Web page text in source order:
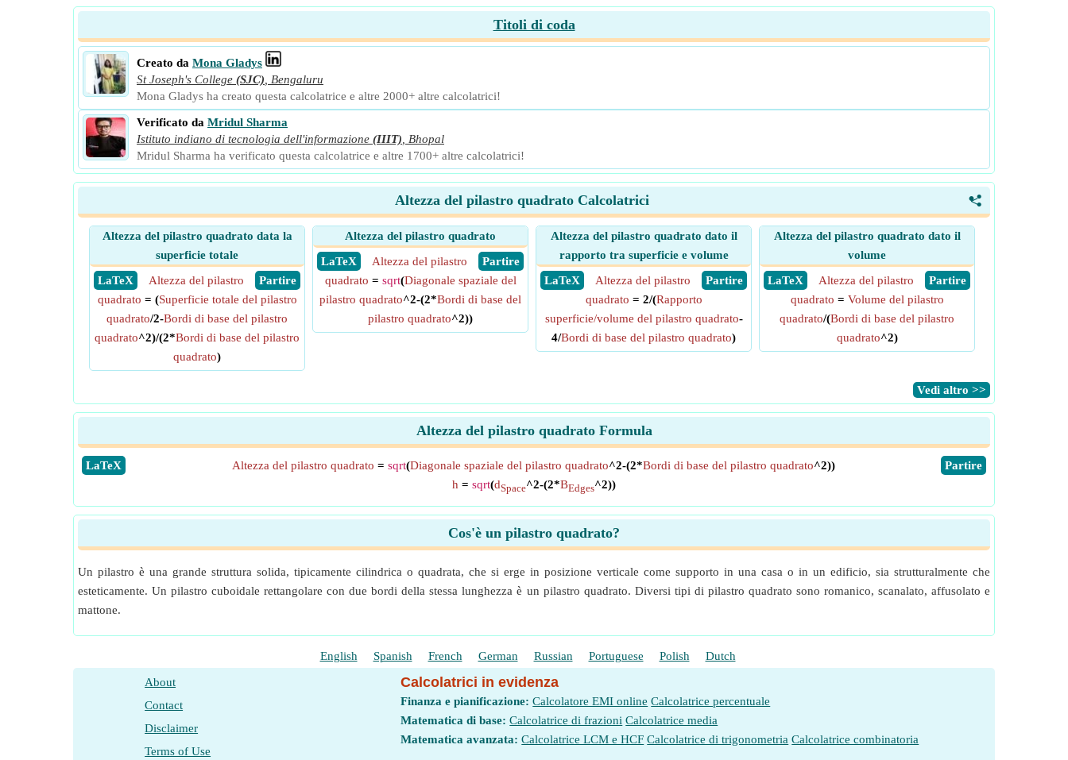
Titoli di coda
Creato da Mona Gladys
St Joseph's College (SJC)
Bengaluru
Mona Gladys ha creato questa calcolatrice e altre 2000+ altre calcolatrici!
Verificato da Mridul Sharma
Istituto indiano di tecnologia dell'informazione (IIIT)
Bhopal
Mridul Sharma ha verificato questa calcolatrice e altre 1700+ altre calcolatrici!
<
Altezza del pilastro quadrato Calcolatrici
Altezza del pilastro quadrato data la
superficie totale
​ LaTeX
​ Partire
Altezza del pilastro
quadrato = (Superficie totale del pilastro
quadrato/2-Bordi di base del pilastro
quadrato^2)/(2*Bordi di base del pilastro
quadrato)
Altezza del pilastro quadrato
​ LaTeX
​ Partire
Altezza del pilastro
quadrato = sqrt(Diagonale spaziale del
pilastro quadrato^2-(2*Bordi di base del
pilastro quadrato^2))
Altezza del pilastro quadrato dato il
rapporto tra superficie e volume
​ LaTeX
​ Partire
Altezza del pilastro
quadrato = 2/(Rapporto
superficie/volume del pilastro quadrato-
4/Bordi di base del pilastro quadrato)
Altezza del pilastro quadrato dato il
volume
​ LaTeX
​ Partire
Altezza del pilastro
quadrato = Volume del pilastro
quadrato/(Bordi di base del pilastro
quadrato^2)
​Vedi altro >>
Altezza del pilastro quadrato Formula
​LaTeX ​Partire
Altezza del pilastro quadrato = sqrt(Diagonale spaziale del pilastro quadrato^2-(2*Bordi di base del pilastro quadrato^2))
h = sqrt(dSpace^2-(2*BEdges^2))
Cos'è un pilastro quadrato?
Un pilastro è una grande struttura solida, tipicamente cilindrica o quadrata, che si erge in posizione verticale come supporto in una casa o in un edificio, sia strutturalmente che
esteticamente. Un pilastro cuboidale rettangolare con due bordi della stessa lunghezza è un pilastro quadrato. Diversi tipi di pilastro quadrato sono romanico, scanalato, affusolato e
mattone.
English Spanish French German Russian Portuguese Polish Dutch
About
Contact
Disclaimer
Terms of Use
Calcolatrici in evidenza
Finanza e pianificazione: Calcolatore EMI online Calcolatrice percentuale
Matematica di base: Calcolatrice di frazioni Calcolatrice media
Matematica avanzata: Calcolatrice LCM e HCF Calcolatrice di trigonometria Calcolatrice combinatoria